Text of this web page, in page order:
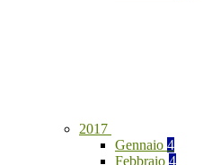
2017
Gennaio 4
Febbraio 4